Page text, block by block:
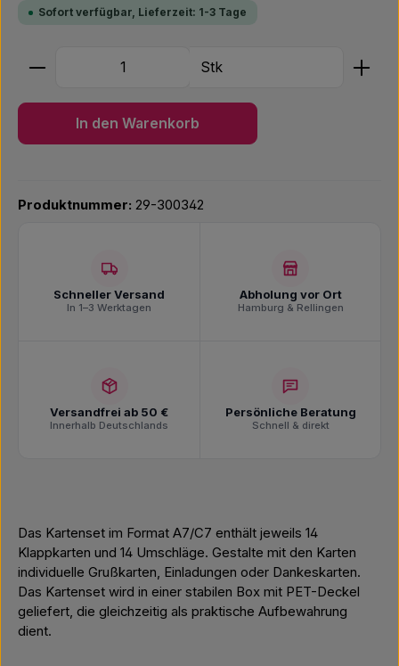
Sofort verfügbar, Lieferzeit: 1-3 Tage
Produkt Anzahl: Gib den gewünschten Wert ein
Stk
In den Warenkorb
Produktnummer: 29-300342
Schneller Versand
In 1–3 Werktagen
Abholung vor Ort
Hamburg & Rellingen
Versandfrei ab 50 €
Innerhalb Deutschlands
Persönliche Beratung
Schnell & direkt
Das Kartenset im Format A7/C7 enthält jeweils 14
Klappkarten und 14 Umschläge. Gestalte mit den Karten
individuelle Grußkarten, Einladungen oder Dankeskarten.
Das Kartenset wird in einer stabilen Box mit PET-Deckel
geliefert, die gleichzeitig als praktische Aufbewahrung
dient.